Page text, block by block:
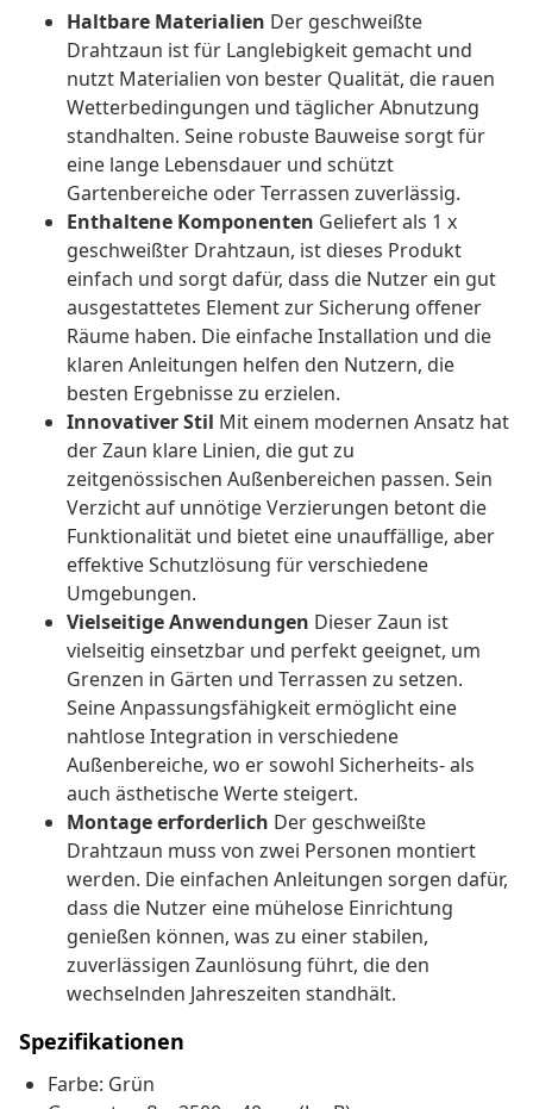
Haltbare Materialien Der geschweißte
Drahtzaun ist für Langlebigkeit gemacht und
nutzt Materialien von bester Qualität, die rauen
Wetterbedingungen und täglicher Abnutzung
standhalten. Seine robuste Bauweise sorgt für
eine lange Lebensdauer und schützt
Gartenbereiche oder Terrassen zuverlässig.
Enthaltene Komponenten Geliefert als 1 x
geschweißter Drahtzaun, ist dieses Produkt
einfach und sorgt dafür, dass die Nutzer ein gut
ausgestattetes Element zur Sicherung offener
Räume haben. Die einfache Installation und die
klaren Anleitungen helfen den Nutzern, die
besten Ergebnisse zu erzielen.
Innovativer Stil Mit einem modernen Ansatz hat
der Zaun klare Linien, die gut zu
zeitgenössischen Außenbereichen passen. Sein
Verzicht auf unnötige Verzierungen betont die
Funktionalität und bietet eine unauffällige, aber
effektive Schutzlösung für verschiedene
Umgebungen.
Vielseitige Anwendungen Dieser Zaun ist
vielseitig einsetzbar und perfekt geeignet, um
Grenzen in Gärten und Terrassen zu setzen.
Seine Anpassungsfähigkeit ermöglicht eine
nahtlose Integration in verschiedene
Außenbereiche, wo er sowohl Sicherheits- als
auch ästhetische Werte steigert.
Montage erforderlich Der geschweißte
Drahtzaun muss von zwei Personen montiert
werden. Die einfachen Anleitungen sorgen dafür,
dass die Nutzer eine mühelose Einrichtung
genießen können, was zu einer stabilen,
zuverlässigen Zaunlösung führt, die den
wechselnden Jahreszeiten standhält.
Spezifikationen
Farbe: Grün